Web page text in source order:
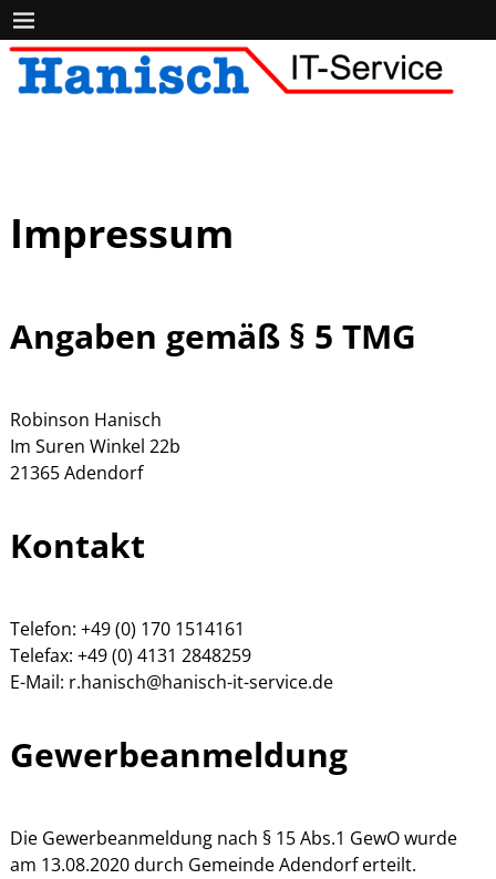
Impressum
Angaben gemäß § 5 TMG
Robinson Hanisch
Im Suren Winkel 22b
21365 Adendorf
Kontakt
Telefon: +49 (0) 170 1514161
Telefax: +49 (0) 4131 2848259
E-Mail: r.hanisch@hanisch-it-service.de
Gewerbeanmeldung
Die Gewerbeanmeldung nach § 15 Abs.1 GewO wurde
am 13.08.2020 durch Gemeinde Adendorf erteilt.